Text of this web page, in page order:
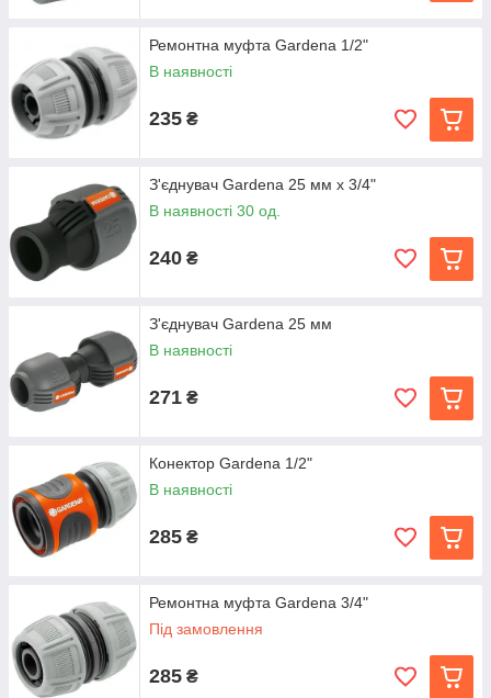
Ремонтна муфта Gardena 1/2"
В наявності
235 ₴
З'єднувач Gardena 25 мм x 3/4"
В наявності 30 од.
240 ₴
З'єднувач Gardena 25 мм
В наявності
271 ₴
Конектор Gardena 1/2"
В наявності
285 ₴
Ремонтна муфта Gardena 3/4"
Під замовлення
285 ₴